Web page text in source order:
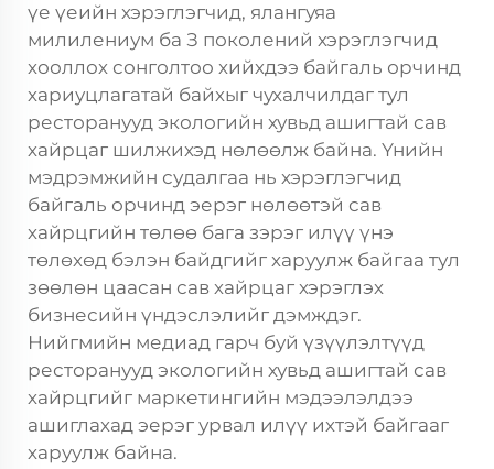
үе үеийн хэрэглэгчид, ялангуяа
милилениум ба З поколений хэрэглэгчид
хооллох сонголтоо хийхдээ байгаль орчинд
хариуцлагатай байхыг чухалчилдаг тул
ресторанууд экологийн хувьд ашигтай сав
хайрцаг шилжихэд нөлөөлж байна. Үнийн
мэдрэмжийн судалгаа нь хэрэглэгчид
байгаль орчинд эерэг нөлөөтэй сав
хайрцгийн төлөө бага зэрэг илүү үнэ
төлөхөд бэлэн байдгийг харуулж байгаа тул
зөөлөн цаасан сав хайрцаг хэрэглэх
бизнесийн үндэслэлийг дэмждэг.
Нийгмийн медиад гарч буй үзүүлэлтүүд
ресторанууд экологийн хувьд ашигтай сав
хайрцгийг маркетингийн мэдээлэлдээ
ашиглахад эерэг урвал илүү ихтэй байгааг
харуулж байна.